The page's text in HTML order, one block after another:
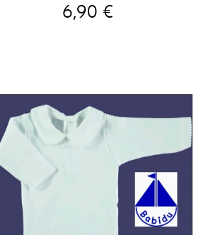
6,90 €